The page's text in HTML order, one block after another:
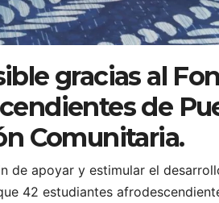
gracias al
de
Comunitaria.
de apoyar y estimular el
42 estudiantes